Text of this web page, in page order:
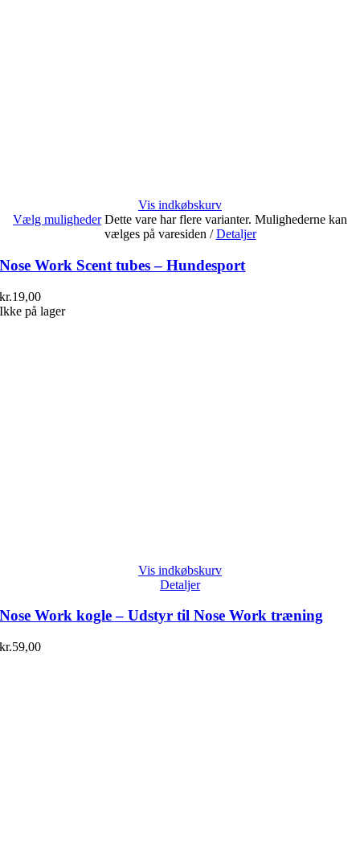
Vis indkøbskurv
Vælg muligheder Dette vare har flere varianter. Mulighederne kan
vælges på varesiden / Detaljer
Nose Work Scent tubes – Hundesport
kr.19,00
Ikke på lager
Vis indkøbskurv
Detaljer
Nose Work kogle – Udstyr til Nose Work træning
kr.59,00